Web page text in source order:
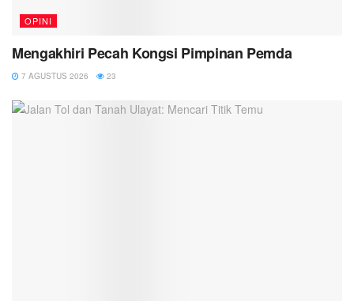
OPINI
Mengakhiri Pecah Kongsi Pimpinan Pemda
7 AGUSTUS 2026 23